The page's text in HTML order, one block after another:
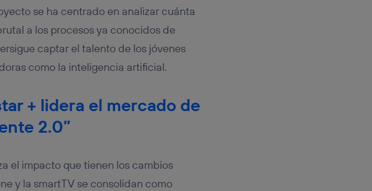
se ha centrado en analizar cuánta
a los procesos ya conocidos de
captar el talento de los jóvenes
como la inteligencia artificial.
+ lidera el mercado de
2.0”
el impacto que tienen los cambios
y la smartTV se consolidan como